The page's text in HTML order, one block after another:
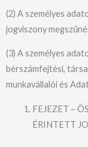
(2) A személyes
jogviszony
(3) A személyes
bérszámfejtési,
munkavállalói és
FEJEZET –
ÉRINTETT